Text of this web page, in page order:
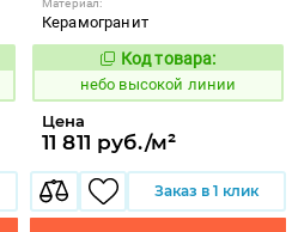
Материал:
Керамогранит
1111419
Код товара:
небо высокой линии
Цена
11 811 руб./м²
Заказ в 1 клик